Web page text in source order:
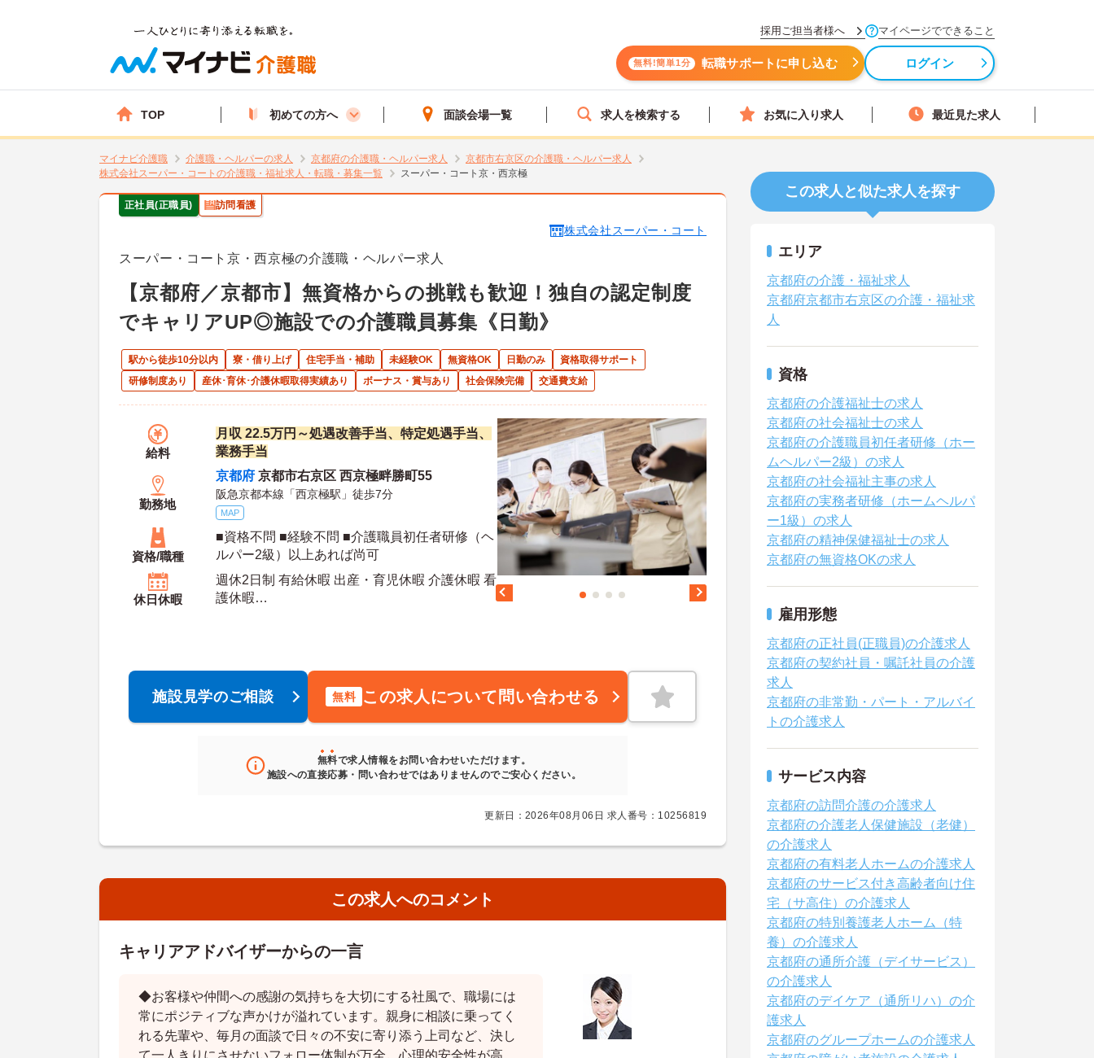
採用ご担当者様へ マイページでできること
無料!簡単1分 転職サポートに申し込む ログイン
TOP 初めての方へ 面談会場一覧 求人を検索する お気に入り求人 最近見た求人
マイナビ介護職 介護職・ヘルパーの求人 京都府の介護職・ヘルパー求人
京都市右京区の介護職・ヘルパー求人
株式会社スーパー・コートの介護職・福祉求人・転職・募集一覧
スーパー・コート京・西京極
正社員(正職員) 訪問看護
株式会社スーパー・コート
スーパー・コート京・西京極の介護職・ヘルパー求人
【京都府／京都市】無資格からの挑戦も歓迎！独自の認定制度
でキャリアUP◎施設での介護職員募集《日勤》
駅から徒歩10分以内 寮・借り上げ 住宅手当・補助 未経験OK 無資格OK 日勤のみ
資格取得サポート
研修制度あり
産休･育休･介護休暇取得実績あり ボーナス・賞与あり 社会保険完備 交通費支給
給料
月収 22.5万円～処遇改善手当、特定処遇手当、
業務手当
勤務地
京都府 京都市右京区 西京極畔勝町55
阪急京都本線「西京極駅」徒歩7分
MAP
資格/職種
■資格不問 ■経験不問 ■介護職員初任者研修（ヘ
ルパー2級）以上あれば尚可
休日休暇
週休2日制 有給休暇 出産・育児休暇 介護休暇 看
護休暇
施設見学のご相談 無料 この求人について問い合わせる
無料で求人情報をお問い合わせいただけます。
施設への直接応募・問い合わせではありませんのでご安心ください。
更新日：2026年08月06日 求人番号：10256819
この求人へのコメント
キャリアアドバイザーからの一言
◆お客様や仲間への感謝の気持ちを大切にする社風で、職場には
常にポジティブな声かけが溢れています。親身に相談に乗ってく
れる先輩や、毎月の面談で日々の不安に寄り添う上司など、決し
て一人きりにさせないフォロー体制が万全。心理的安全性が高
この求人と似た求人を探す
エリア
京都府の介護・福祉求人
京都府京都市右京区の介護・福祉求
人
資格
京都府の介護福祉士の求人
京都府の社会福祉士の求人
京都府の介護職員初任者研修（ホー
ムヘルパー2級）の求人
京都府の社会福祉主事の求人
京都府の実務者研修（ホームヘルパ
ー1級）の求人
京都府の精神保健福祉士の求人
京都府の無資格OKの求人
雇用形態
京都府の正社員(正職員)の介護求人
京都府の契約社員・嘱託社員の介護
求人
京都府の非常勤・パート・アルバイ
トの介護求人
サービス内容
京都府の訪問介護の介護求人
京都府の介護老人保健施設（老健）
の介護求人
京都府の有料老人ホームの介護求人
京都府のサービス付き高齢者向け住
宅（サ高住）の介護求人
京都府の特別養護老人ホーム（特
養）の介護求人
京都府の通所介護（デイサービス）
の介護求人
京都府のデイケア（通所リハ）の介
護求人
京都府のグループホームの介護求人